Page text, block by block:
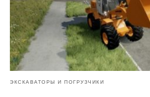
ЭКСКАВАТОРЫ И ПОГРУЗЧИКИ